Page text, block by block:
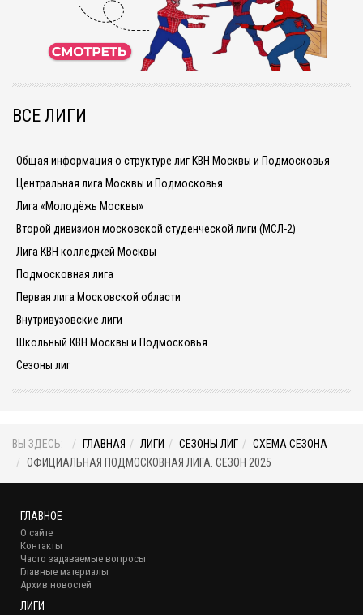
ВСЕ ЛИГИ
Общая информация о структуре лиг КВН Москвы и Подмосковья
Центральная лига Москвы и Подмосковья
Лига «Молодёжь Москвы»
Второй дивизион московской студенческой лиги (МСЛ-2)
Лига КВН колледжей Москвы
Подмосковная лига
Первая лига Московской области
Внутривузовские лиги
Школьный КВН Москвы и Подмосковья
Сезоны лиг
ВЫ ЗДЕСЬ: ГЛАВНАЯ ЛИГИ СЕЗОНЫ ЛИГ
СХЕМА СЕЗОНА
ОФИЦИАЛЬНАЯ ПОДМОСКОВНАЯ ЛИГА. СЕЗОН 2025
ГЛАВНОЕ
О сайте
Контакты
Часто задаваемые вопросы
Главные материалы
Архив новостей
ЛИГИ